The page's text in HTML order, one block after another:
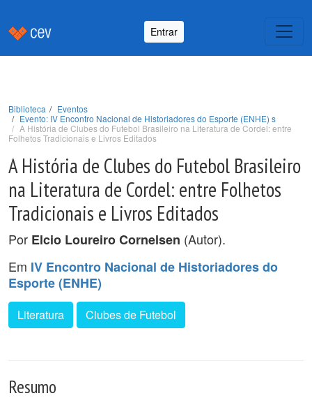
Entrar
Biblioteca
Eventos
Evento: IV Encontro Nacional de Historiadores do Esporte (ENHE) s
A História de Clubes do Futebol Brasileiro na Literatura de Cordel: entre
Folhetos Tradicionais e Livros Editados
A História de Clubes do Futebol Brasileiro
na Literatura de Cordel: entre Folhetos
Tradicionais e Livros Editados
Por Elcio Loureiro Cornelsen (Autor).
Em IV Encontro Nacional de Historiadores do
Esporte (ENHE)
Literatura Clubes de Futebol
Resumo